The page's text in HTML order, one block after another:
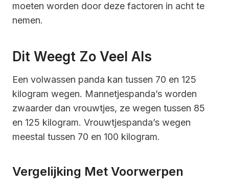
moeten worden door deze factoren in acht te
nemen.
Dit Weegt Zo Veel Als
Een volwassen panda kan tussen 70 en 125
kilogram wegen. Mannetjespanda’s worden
zwaarder dan vrouwtjes, ze wegen tussen 85
en 125 kilogram. Vrouwtjespanda’s wegen
meestal tussen 70 en 100 kilogram.
Vergelijking Met Voorwerpen